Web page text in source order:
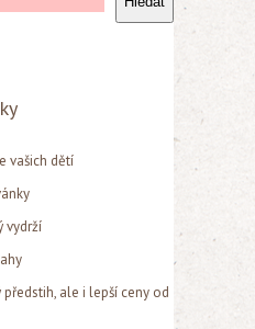
vašich dětí
vydrží
ale i lepší ceny od